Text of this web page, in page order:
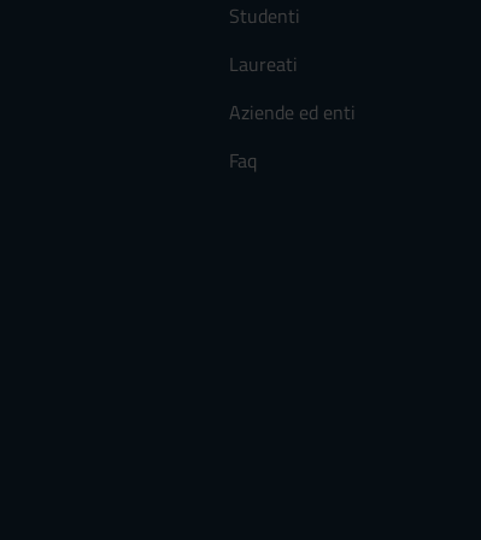
Studenti
Laureati
Aziende ed enti
Faq